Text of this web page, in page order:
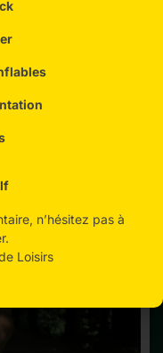
n’hésitez pas à
Loisirs